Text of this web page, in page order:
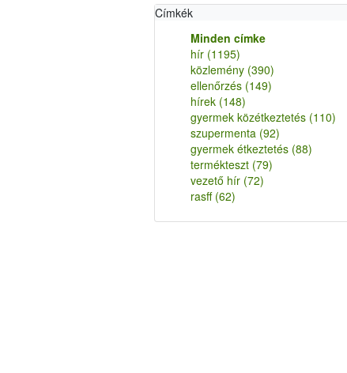
Címkék
Minden címke
hír (1195)
közlemény (390)
ellenőrzés (149)
hírek (148)
gyermek közétkeztetés (110)
szupermenta (92)
gyermek étkeztetés (88)
termékteszt (79)
vezető hír (72)
rasff (62)